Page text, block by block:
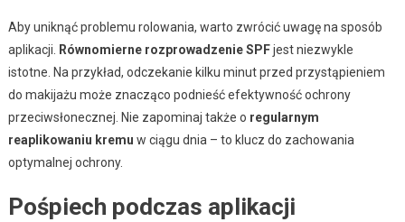
Aby uniknąć problemu rolowania, warto zwrócić uwagę na sposób
aplikacji. Równomierne rozprowadzenie SPFjest niezwykle
istotne. Na przykład, odczekanie kilku minut przed przystąpieniem
do makijażu może znacząco podnieść efektywność ochrony
przeciwsłonecznej. Nie zapominaj także o regularnym
reaplikowaniu kremu w ciągu dnia – to klucz do zachowania
optymalnej ochrony.
Pośpiech podczas aplikacji